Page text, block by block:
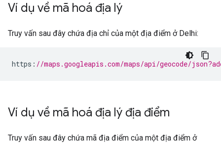
Ví dụ về mã hoá địa lý
Truy vấn sau đây chứa địa chỉ của một địa điểm ở Delhi:
https : //maps.googleapis.com/maps/api/geocode/
Ví dụ về mã hoá địa lý địa điểm
Truy vấn sau đây chứa mã địa điểm của một địa điểm ở